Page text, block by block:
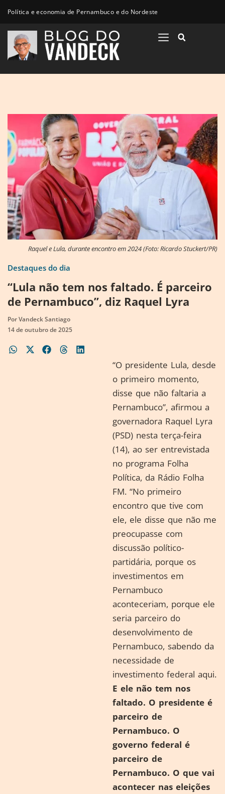
Política e economia de Pernambuco e do Nordeste
Raquel e Lula, durante encontro em 2024 (Foto: Ricardo Stuckert/PR)
Destaques do dia
“Lula não tem nos faltado. É parceiro
de Pernambuco”, diz Raquel Lyra
PorVandeck Santiago
14 de outubro de 2025
“O presidente Lula, desde
o primeiro momento,
disse que não faltaria a
Pernambuco”, afirmou a
governadora Raquel Lyra
(PSD) nesta terça-feira
(14), ao ser entrevistada
no programa Folha
Política, da Rádio Folha
FM. “No primeiro
encontro que tive com
ele, ele disse que não me
preocupasse com
discussão político-
partidária, porque os
investimentos em
Pernambuco
aconteceriam, porque ele
seria parceiro do
desenvolvimento de
Pernambuco, sabendo da
necessidade de
investimento federal aqui.
E ele não tem nos
faltado. O presidente é
parceiro de
Pernambuco. O
governo federal é
parceiro de
Pernambuco. O que vai
acontecer nas eleições